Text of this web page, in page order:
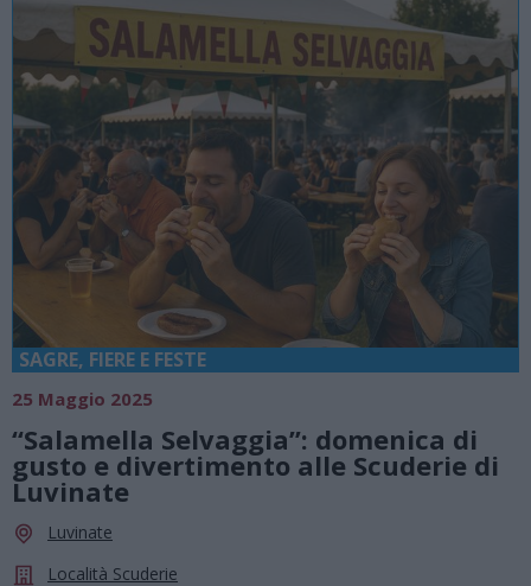
SAGRE, FIERE E FESTE
25 Maggio 2025
“Salamella Selvaggia”: domenica di
gusto e divertimento alle Scuderie di
Luvinate
Luvinate
Località Scuderie